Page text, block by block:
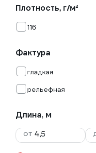
Плотность, г/м²
116
Фактура
гладкая
рельефная
Длина, м
от